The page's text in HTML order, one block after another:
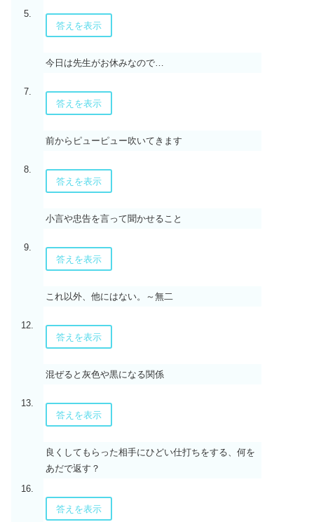
5.
答えを表示
7.
今日は先生がお休みなので…
答えを表示
8.
前からピューピュー吹いてきます
答えを表示
9.
小言や忠告を言って聞かせること
答えを表示
12.
これ以外、他にはない。～無二
答えを表示
13.
混ぜると灰色や黒になる関係
答えを表示
16.
良くしてもらった相手にひどい仕打ちをする、何を
あだで返す？
答えを表示